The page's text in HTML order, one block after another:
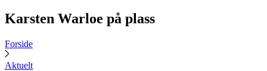
Karsten Warloe på plass
Forside
Aktuelt